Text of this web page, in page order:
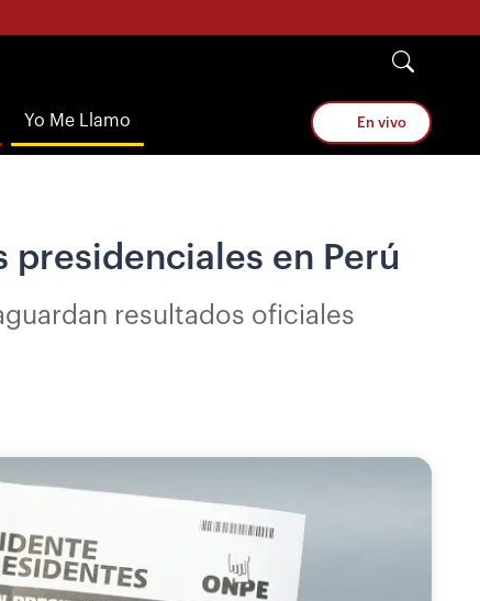
Yo Me Llamo En vivo
presidenciales en Perú
resultados oficiales